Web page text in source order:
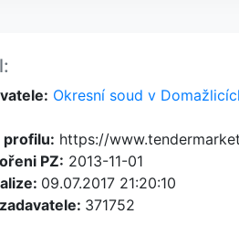
Okresní soud v
profilu: https://
PZ: 2013-11-01
09.07.2017 21:20:10
371752